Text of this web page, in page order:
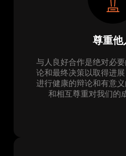
尊重他
与人良好合作是绝对必
论和最终决策以取得进
进行健康的辩论和有意
和相互尊重对我们的